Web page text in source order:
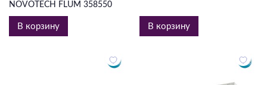
NOVOTECH FLUM 358550
В корзину В корзину